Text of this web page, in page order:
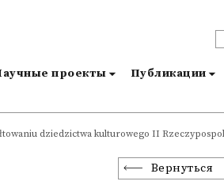
проекты Публикации
dziedzictwa kulturowego II
Вернуться